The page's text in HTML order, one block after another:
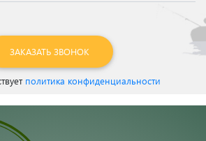
ЗАКАЗАТЬ ЗВОНОК
политика конфиденциальности